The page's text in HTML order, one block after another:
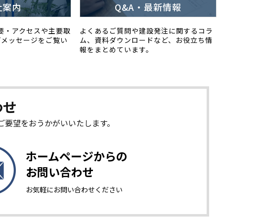
案内
・アクセスや主要取
ッセージをご覧い
Q&A・最新情報
よくあるご質問や建設発注に関するコラ
ム、資料ダウンロードなど、お役立ち情
報をまとめています。
望をおうかがいいたします。
ホームページからの
お問い合わせ
お気軽にお問い合わせください